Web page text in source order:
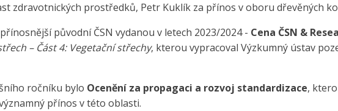
zdravotnických prostředků, Petr Kuklík za přínos v oboru dřevěných
původní ČSN vydanou v letech 2023/2024 - Cena ČSN &
– Část 4: Vegetační střechy, kterou vypracoval Výzkumný ústav
ročníku bylo Ocenění za propagaci a rozvoj standardizace,
přínos v této oblasti.